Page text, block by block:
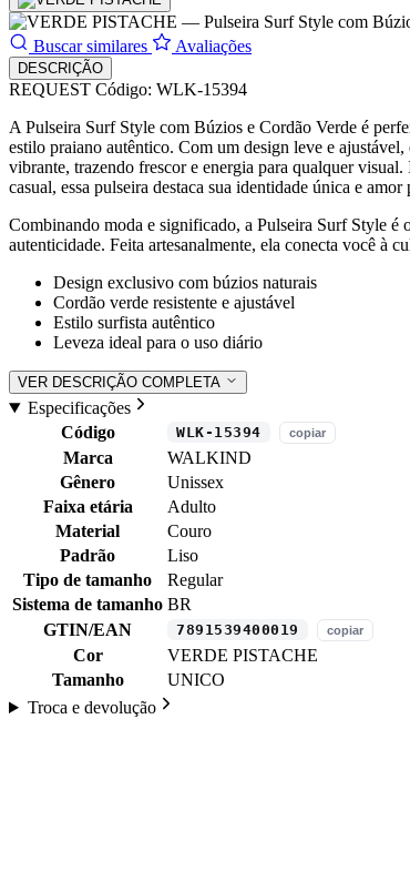
o
conteúdo
Buscar similares Avaliações
DESCRIÇÃO
REQUEST Código: WLK-15394
A Pulseira Surf Style com Búzios e Cordão Verde é
estilo praiano autêntico. Com um design leve e
vibrante, trazendo frescor e energia para qualquer
casual, essa pulseira destaca sua identidade única e amor
Combinando moda e significado, a Pulseira Surf Style é
autenticidade. Feita artesanalmente, ela conecta você à
Design exclusivo com búzios naturais
Cordão verde resistente e ajustável
Estilo surfista autêntico
Leveza ideal para o uso diário
VER DESCRIÇÃO COMPLETA
Especificações
Código
WLK-15394 copiar
Marca
WALKIND
Gênero
Unissex
Faixa etária
Adulto
Material
Couro
Padrão
Liso
Tipo de tamanho
Regular
Sistema de tamanho BR
GTIN/EAN
7891539400019 copiar
Cor
VERDE PISTACHE
Tamanho
UNICO
Troca e devolução